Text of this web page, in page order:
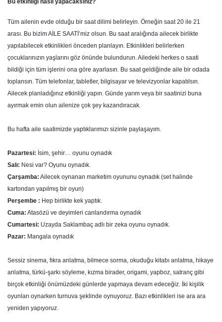
Bu etkinliği nasıl yapacaksınız?
Tüm ailenin evde olduğu bir saat dilimi belirleyin. Örneğin saat 20 ile 21
arası. Bu bizim AİLE SAATİ’miz olsun. Bu saat aralığında ailecek birlikte
yapılabilecek etkinlikleri önceden planlayın. Etkinlikleri belirlerken
çocuklarınızın yaşlarını göz önünde bulundurun. Ailedeki herkes o saati
bildiği için tüm işlerini ona göre ayarlasın. Bu saat geldiğinde aile bir odada
toplansın. Tüm telefonlar, tabletler, bilgisayar ve televizyonlar kapatılsın.
Ailecek planladığınız etkinliği yapın. Günde yarım veya bir saatinizi buna
ayırmak emin olun ailenize çok şey kazandıracak.
Bu hafta aile saatimizde yaptıklarımızı sizinle paylaşayım.
Pazartesi: İsim, şehir… oyunu oynadık
Salı: Nesi var? Oyunu oynadık.
Çarşamba: Ailecek oynanan marketim oyununu oynadık (set halinde
kartondan yapılmış bir oyun)
Perşembe : Hep birlikte kek yaptık.
Cuma: Atasözü ve deyimleri canlandırma oynadık
Cumartesi: Uzayda Saklambaç adlı bir zeka oyunu oynadık.
Pazar: Mangala oynadık
Sessiz sinema, fıkra anlatma, bilmece sorma, okuduğu kitabı anlatma, hikaye
anlatma, türkü-şarkı söyleme, kızma birader, origami, yapboz, satranç gibi
birçok etkinliği önümüzdeki günlerde yapmaya devam edeceğiz. İki kişilik
oyunları oynarken turnuva şeklinde oynuyoruz. Bazı etkinlikleri ise ara ara
yeniden yapıyoruz.